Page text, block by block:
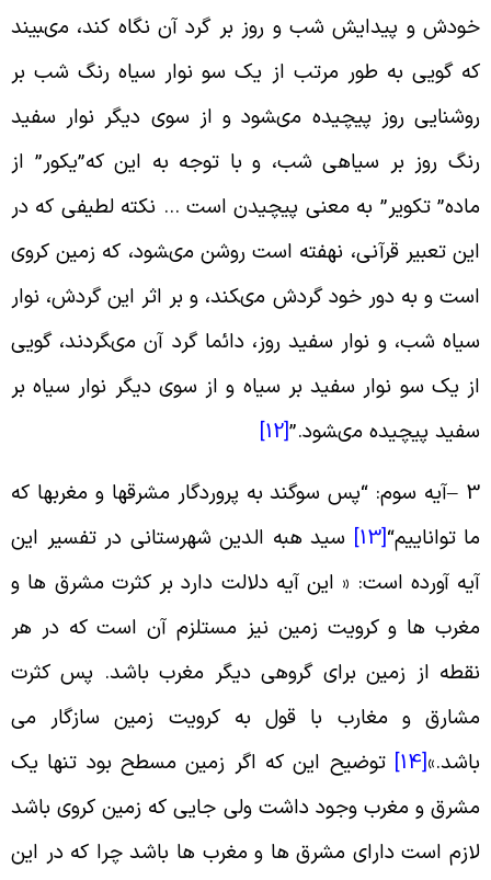
و پیدایش شب و روز بر گرد آن نگاه کند، مى‏بیند
گویى به طور مرتب از یک سو نوار سیاه رنگ شب بر
روز پیچیده مى‏شود و از سوى دیگر نوار سفید
روز بر سیاهى شب، و با توجه به این که”یکور” از
تکویر” به معنى پیچیدن است … نکته لطیفى که در
تعبیر قرآنى، نهفته است روشن مى‏شود، که زمین کروى
و به دور خود گردش مى‏کند، و بر اثر این گردش، نوار
شب، و نوار سفید روز، دائما گرد آن مى‏گردند، گویى
یک سو نوار سفید بر سیاه و از سوى دیگر نوار سیاه بر
پیچیده مى‏شود.”
[12]
آیه سوم: “پس سوگند به پروردگار مشرقها و مغربها که
تواناییم“
[13]
سید هبه الدین شهرستانی در تفسیر این
آورده است: « این آیه دلالت دارد بر کثرت مشرق ها و
ها و کرویت زمین نیز مستلزم آن است که در هر
از زمین برای گروهی دیگر مغرب باشد. پس کثرت
و مغارب با قول به کرویت زمین سازگار می
.»
[14]
توضیح این که اگر زمین مسطح بود تنها یک
و مغرب وجود داشت ولی جایی که زمین کروی باشد
است دارای مشرق ها و مغرب ها باشد چرا که در این